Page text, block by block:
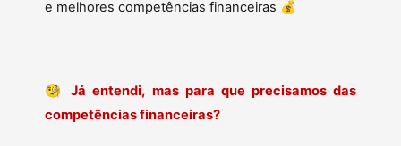
e melhores competências financeiras 💰
🧐
Já entendi, mas para que precisamos das
competências financeiras?